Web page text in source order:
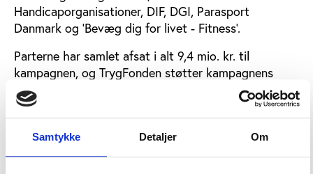
Samtykke Detaljer Om
Handicaporganisationer, DIF, DGI, Parasport
Danmark og ’Bevæg dig for livet - Fitness’.
Parterne har samlet afsat i alt 9,4 mio. kr. til
kampagnen, og TrygFonden støtter kampagnens
forskning- og formidlingsindsats med 2,1 mio. kr.
Dertil kommer en forventet medfinansiering fra de
tre forsøgsprojekter.